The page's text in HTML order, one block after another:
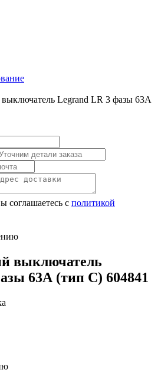
Legrand LR 3 фазы 63А
соглашаетесь с политикой
выключатель
63А (тип С) 604841